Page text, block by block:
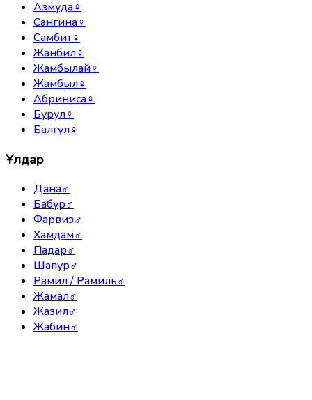
Азмуда♀
Сангина♀
Самбит♀
Жанбил♀
Жамбылай♀
Жамбыл♀
Абриниса♀
Бурул♀
Балгүл♀
Ұлдар
Дана♂
Бабур♂
Фарвиз♂
Хамдам♂
Падар♂
Шапур♂
Рамил / Рамиль♂
Жамал♂
Жазил♂
Жабин♂